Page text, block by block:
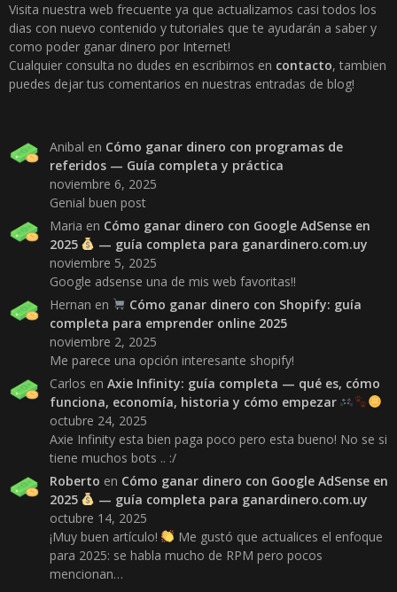
Visita nuestra web frecuente ya que actualizamos casi todos los
dias con nuevo contenido y tutoriales que te ayudarán a saber y
como poder ganar dinero por Internet!
Cualquier consulta no dudes en escribirnos en contacto, tambien
puedes dejar tus comentarios en nuestras entradas de blog!
Anibal en Cómo ganar dinero con programas de
referidos — Guía completa y práctica
noviembre 6, 2025
Genial buen post
Maria en Cómo ganar dinero con Google AdSense en
2025
— guía completa para ganardinero.com.uy
noviembre 5, 2025
Google adsense una de mis web favoritas!!
Hernan en
Cómo ganar dinero con Shopify: guía
completa para emprender online 2025
noviembre 2, 2025
Me parece una opción interesante shopify!
Carlos en Axie Infinity: guía completa — qué es, cómo
funciona, economía, historia y cómo empezar
octubre 24, 2025
Axie Infinity esta bien paga poco pero esta bueno! No se si
tiene muchos bots .. :/
Roberto en Cómo ganar dinero con Google AdSense en
2025
— guía completa para ganardinero.com.uy
octubre 14, 2025
¡Muy buen artículo!
Me gustó que actualices el enfoque
para 2025: se habla mucho de RPM pero pocos
mencionan…